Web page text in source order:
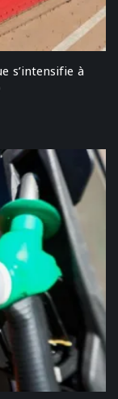
s’intensifie à